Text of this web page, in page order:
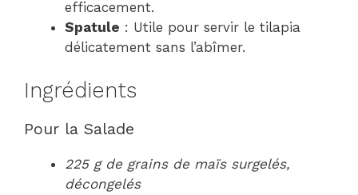
efficacement.
Spatule : Utile pour servir le tilapia
délicatement sans l’abîmer.
Ingrédients
Pour la Salade
225 g de grains de maïs surgelés,
décongelés